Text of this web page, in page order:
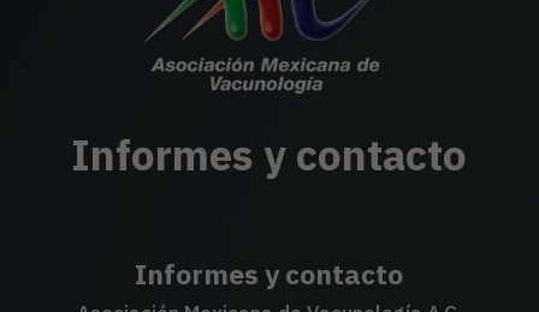
Informes y contacto
Informes y contacto